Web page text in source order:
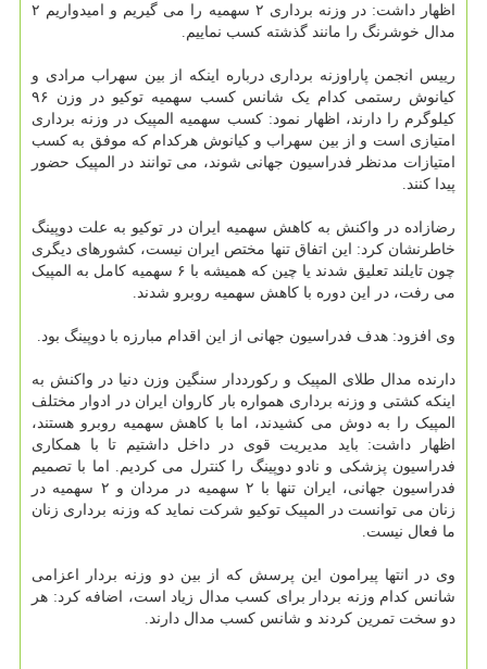
اظهار داشت: در وزنه برداری ۲ سهمیه را می گیریم و امیدواریم ۲
مدال خوشرنگ را مانند گذشته کسب نماییم.
رییس انجمن پاراوزنه برداری درباره اینکه از بین سهراب مرادی و
کیانوش رستمی کدام یک شانس کسب سهمیه توکیو در وزن ۹۶
کیلوگرم را دارند، اظهار نمود: کسب سهمیه المپیک در وزنه برداری
امتیازی است و از بین سهراب و کیانوش هرکدام که موفق به کسب
امتیازات مدنظر فدراسیون جهانی شوند، می توانند در المپیک حضور
پیدا کنند.
رضازاده در واکنش به کاهش سهمیه ایران در توکیو به علت دوپینگ
خاطرنشان کرد: این اتفاق تنها مختص ایران نیست، کشورهای دیگری
چون تایلند تعلیق شدند یا چین که همیشه با ۶ سهمیه کامل به المپیک
می رفت، در این دوره با کاهش سهمیه روبرو شدند.
وی افزود: هدف فدراسیون جهانی از این اقدام مبارزه با دوپینگ بود.
دارنده مدال طلای المپیک و رکورددار سنگین وزن دنیا در واکنش به
اینکه کشتی و وزنه برداری همواره بار کاروان ایران در ادوار مختلف
المپیک را به دوش می کشیدند، اما با کاهش سهمیه روبرو هستند،
اظهار داشت: باید مدیریت قوی در داخل داشتیم تا با همکاری
فدراسیون پزشکی و نادو دوپینگ را کنترل می کردیم. اما با تصمیم
فدراسیون جهانی، ایران تنها با ۲ سهمیه در مردان و ۲ سهمیه در
زنان می توانست در المپیک توکیو شرکت نماید که وزنه برداری زنان
ما فعال نیست.
وی در انتها پیرامون این پرسش که از بین دو وزنه بردار اعزامی
شانس کدام وزنه بردار برای کسب مدال زیاد است، اضافه کرد: هر
دو سخت تمرین کردند و شانس کسب مدال دارند.